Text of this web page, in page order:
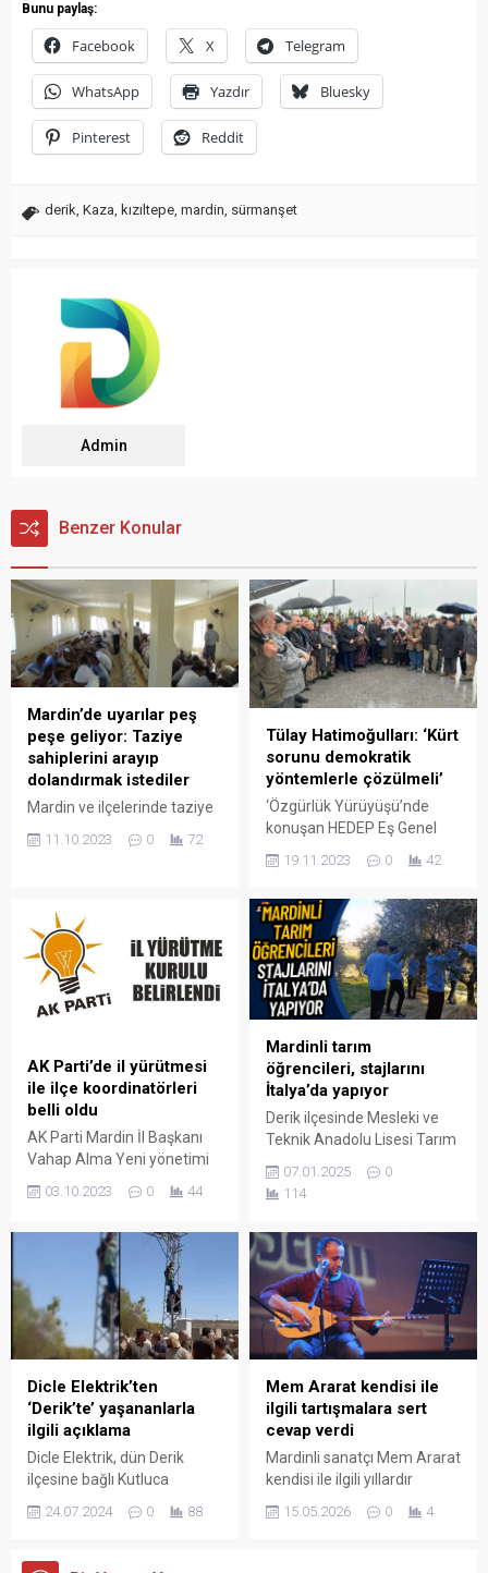
Bunu paylaş:
Facebook X Telegram
WhatsApp Yazdır Bluesky
Pinterest Reddit
derik, Kaza, kızıltepe, mardin, sürmanşet
Admin
Benzer Konular
Mardin’de uyarılar peş
peşe geliyor: Taziye
sahiplerini arayıp
dolandırmak istediler
Mardin ve ilçelerinde taziye
sahiplerini arayarak
dolandırmak isteyenlerin
paylaşımlarla dolandırıcılara
karşı dikkatli olunması
istendi. Uyarılarpeş peşe
yapıldı.
11.10.2023 0 72
Tülay Hatimoğulları: ‘Kürt
sorunu demokratik
yöntemlerle çözülmeli’
‘Özgürlük Yürüyüşü’nde
konuşan HEDEP Eş Genel
Kürt sorunu ve tecride dair,
yollarla çözmenin formülü
üzerinde çalışalım” dedi.
19.11.2023 0 42
AK Parti’de il yürütmesi
ile ilçe koordinatörleri
belli oldu
AK Parti Mardin İl Başkanı
Vahap Alma Yeni yönetimi
üyeleri ve İlçe
görevlendirmelerini
03.10.2023 0 44
Mardinli tarım
öğrencileri, stajlarını
İtalya’da yapıyor
Derik ilçesinde Mesleki ve
Teknik Anadolu Lisesi Tarım
öğrenci, öğretmenleri
eşliğinde Erasmus Projesi
Bologna şehrinde zeytincilik
eğitimi alıyor.
07.01.2025
0
114
Dicle Elektrik’ten
‘Derik’te’ yaşananlarla
ilgili açıklama
Dicle Elektrik, dün Derik
ilçesine bağlı Kutluca
ile ilgili açıklamalarda
tarafından Mardin’in Derik
24.07.2024 0 88
Mem Ararat kendisi ile
ilgili tartışmalara sert
cevap verdi
Mardinli sanatçı Mem Ararat
kendisi ile ilgili yıllardır
yayınladığı bir video ile
15.05.2026 0 4